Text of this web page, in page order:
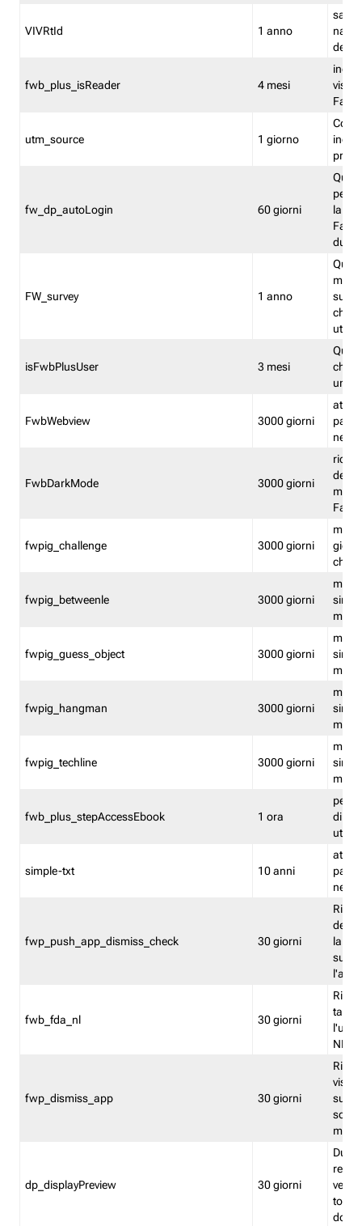
VIVRtId 1 anno
salva
del
fwb_plus_isReader 4 mesi
utm_source 1 giorno
fw_dp_autoLogin 60 giorni
la
FW_survey 1 anno
utenti
isFwbPlusUser 3 mesi
che
una
FwbWebview 3000 giorni
attiva
FwbDarkMode 3000 giorni
fwpig_challenge 3000 giorni
fwpig_betweenle 3000 giorni
fwpig_guess_object 3000 giorni
fwpig_hangman 3000 giorni
fwpig_techline 3000 giorni
fwb_plus_stepAccessEbook 1 ora
di un
simple-txt 10 anni
attiva
fwp_push_app_dismiss_check 30 giorni
la
fwb_fda_nl 30 giorni
NL
fwp_dismiss_app 30 giorni
visto
dp_displayPreview 30 giorni
torna
dopo